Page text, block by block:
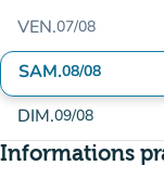
VEN.07/08
SAM.08/08
DIM.09/08
Informations